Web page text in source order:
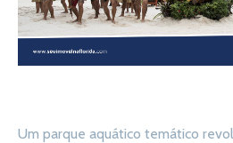
Um parque aquático temático